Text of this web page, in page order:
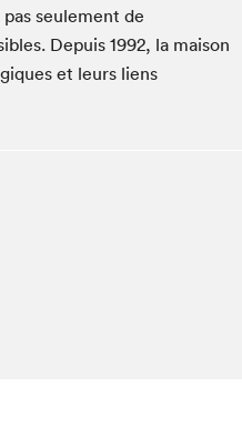
MTLseulement de
Depuis 1992, la maison
et leurs liens